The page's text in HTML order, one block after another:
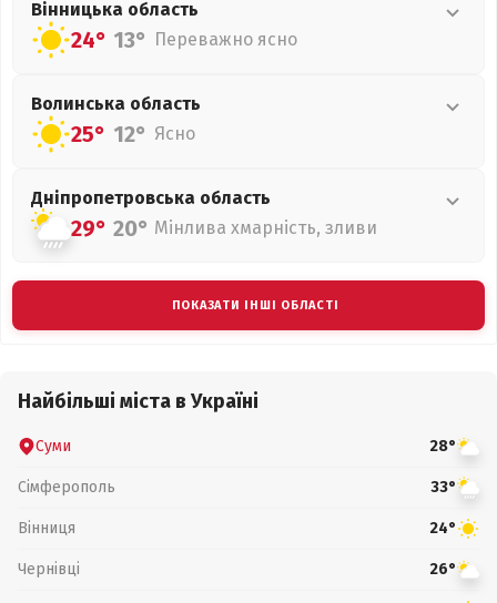
Вінницька область
24° 13° Переважно ясно
Волинська область
25° 12° Ясно
Дніпропетровська область
29° 20° Мінлива хмарність, зливи
ПОКАЗАТИ ІНШІ ОБЛАСТІ
Найбільші міста в Україні
Суми 28°
Сімферополь 33°
Вінниця 24°
Чернівці 26°